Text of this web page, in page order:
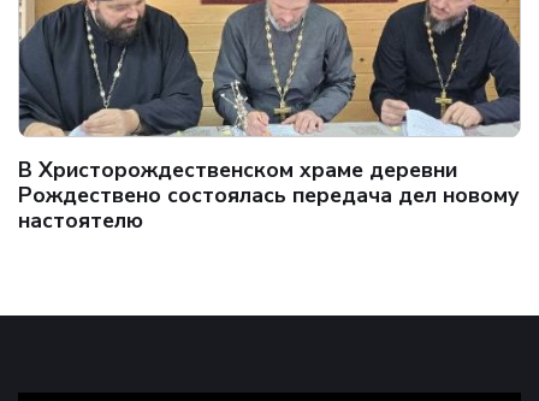
В Христорождественском храме деревни
Рождествено состоялась передача дел новому
настоятелю